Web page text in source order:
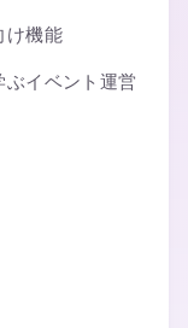
け機能
ぶイベント運営